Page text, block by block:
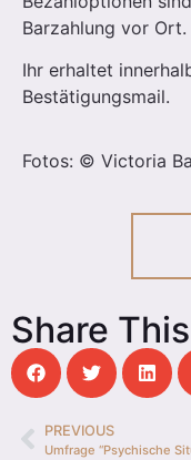
Barzahlung vor Ort.
Ihr erhaltet
Bestätigungsmail.
Fotos: © Victoria
Share
PREVIOUS